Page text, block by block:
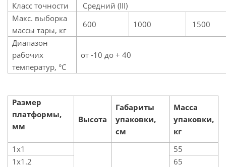
Класс точности
Средний (III)
Макс. выборка
массы тары, кг
600 1000
1500
Диапазон
рабочих
температур, °C
от -10 до + 40
Размер
платформы,
мм
Высота
Габариты
упаковки,
см
Масса
упаковки,
кг
1х1
55
1х1.2
65